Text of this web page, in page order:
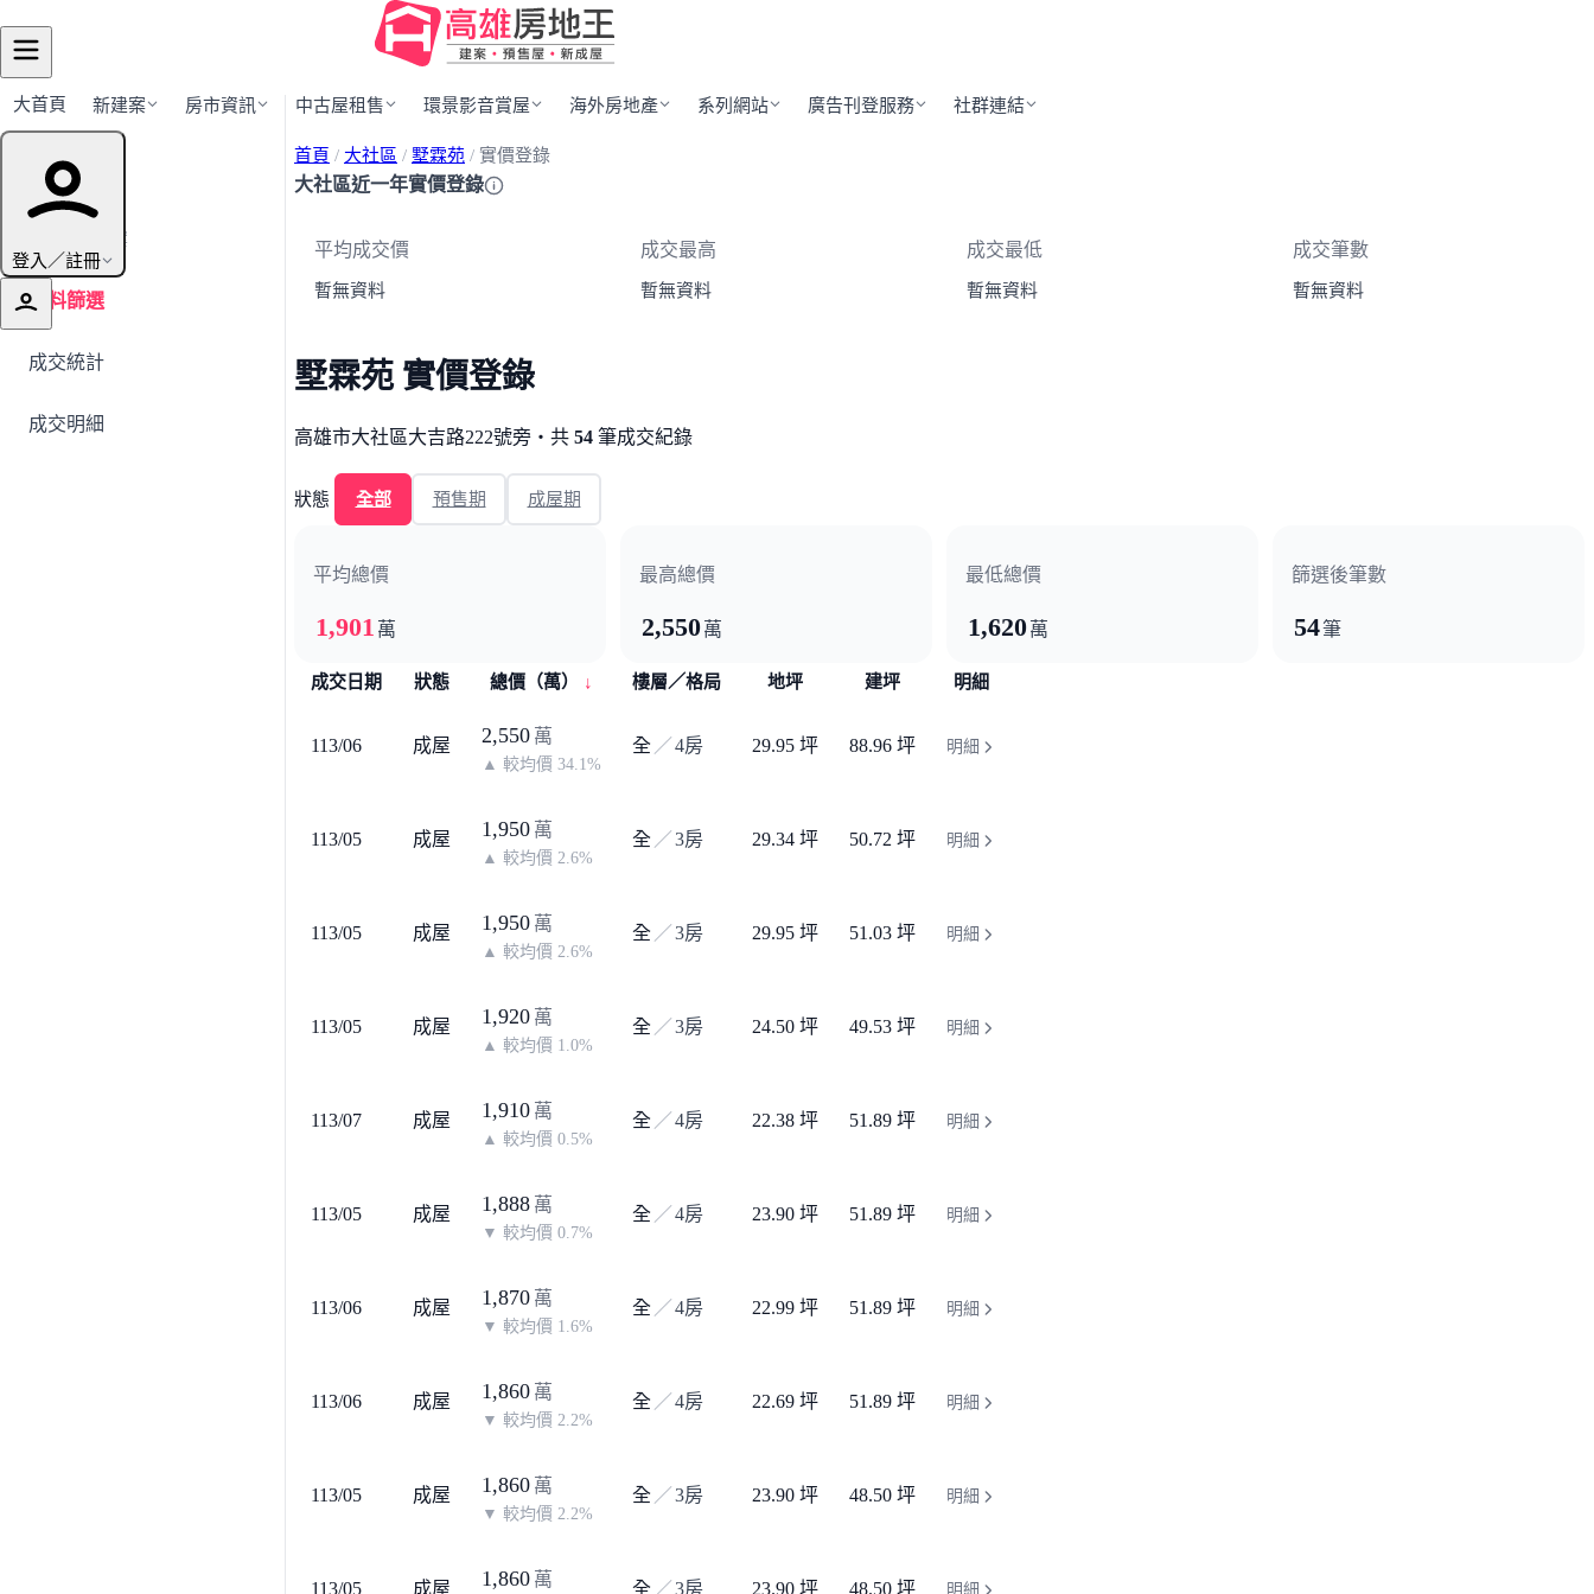
大首頁 新建案 房市資訊 中古屋租售 環景影音賞屋 海外房地產 系列網站 廣告刊登服務 社群連結
登入／註冊
快速導覽
← 返回建案
資料篩選
成交統計
成交明細
首頁 / 大社區 / 墅霖苑 / 實價登錄
大社區近一年實價登錄
平均成交價
暫無資料
成交最高
暫無資料
成交最低
暫無資料
成交筆數
暫無資料
墅霖苑 實價登錄
高雄市大社區大吉路222號旁・共 54 筆成交紀錄
狀態 全部 預售期 成屋期
平均總價
1,901 萬
最高總價
2,550萬
最低總價
1,620萬
篩選後筆數
54筆
成交日期 狀態 總價（萬） 樓層／格局 地坪 建坪 明細
113/06 成屋 2,550 萬
▲ 較均價 34.1%
全 ／4房 29.95 坪 88.96 坪 明細
113/05 成屋 1,950 萬
▲ 較均價 2.6%
全 ／3房 29.34 坪 50.72 坪 明細
113/05 成屋 1,950 萬
▲ 較均價 2.6%
全 ／3房 29.95 坪 51.03 坪 明細
113/05 成屋 1,920 萬
▲ 較均價 1.0%
全 ／3房 24.50 坪 49.53 坪 明細
113/07 成屋 1,910 萬
▲ 較均價 0.5%
全 ／4房 22.38 坪 51.89 坪 明細
113/05 成屋 1,888 萬
▼ 較均價 0.7%
全 ／4房 23.90 坪 51.89 坪 明細
113/06 成屋 1,870 萬
▼ 較均價 1.6%
全 ／4房 22.99 坪 51.89 坪 明細
113/06 成屋 1,860 萬
▼ 較均價 2.2%
全 ／4房 22.69 坪 51.89 坪 明細
113/05 成屋 1,860 萬
▼ 較均價 2.2%
全 ／3房 23.90 坪 48.50 坪 明細
113/05 成屋 1,860 萬 全 ／3房 23.90 坪 48.50 坪 明細